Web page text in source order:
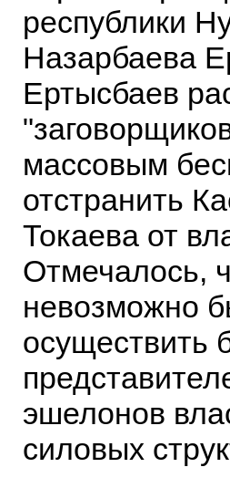
республики
Назарбаева
Ертысбаев
массовым
отстранить
Токаева от
Отмечалось,
невозможно
осуществить
эшелонов
силовых